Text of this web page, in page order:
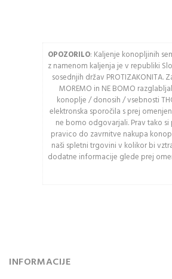
OPOZORILO: Kaljenje konopljinih
z namenom kaljenja je v republiki
sosednjih držav PROTIZAKONITA.
MOREMO in NE BOMO
konoplje / donosih / vsebnosti
elektronska sporočila s prej
ne bomo odgovarjali. Prav tako
pravico do zavrnitve nakupa
naši spletni trgovini v kolikor bi
dodatne informacije glede prej
INFORMACIJE
Pozor:
med